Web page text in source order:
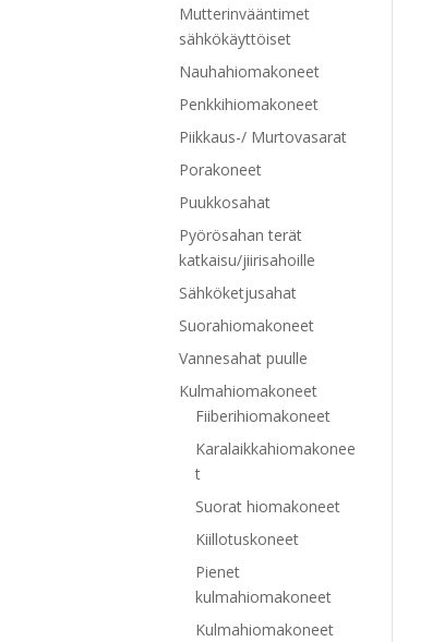
Mutterinvääntimet
sähkökäyttöiset
Nauhahiomakoneet
Penkkihiomakoneet
Piikkaus-/ Murtovasarat
Porakoneet
Puukkosahat
Pyörösahan terät
katkaisu/jiirisahoille
Sähköketjusahat
Suorahiomakoneet
Vannesahat puulle
Kulmahiomakoneet
Fiiberihiomakoneet
Karalaikkahiomakonee
t
Suorat hiomakoneet
Kiillotuskoneet
Pienet
kulmahiomakoneet
Kulmahiomakoneet